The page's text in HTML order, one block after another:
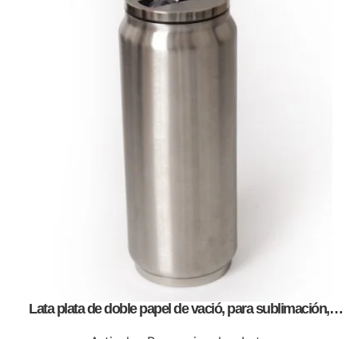
Lata plata de doble papel de vació, para sublimación,